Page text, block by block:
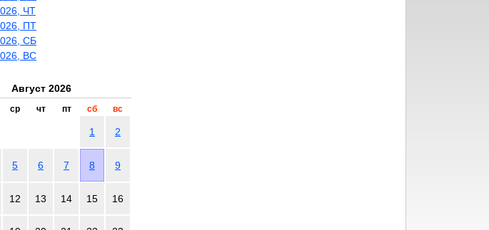
ЧТ
ПТ
СБ
ВС
Август 2026
ср чт пт сб вс
1 2
5 6 7 8 9
12 13 14 15 16